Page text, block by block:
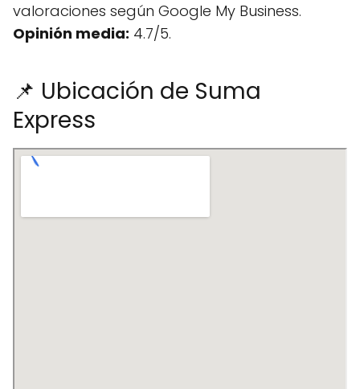
valoraciones según Google My Business.
Opinión media: 4.7/5.
📌 Ubicación de Suma
Express